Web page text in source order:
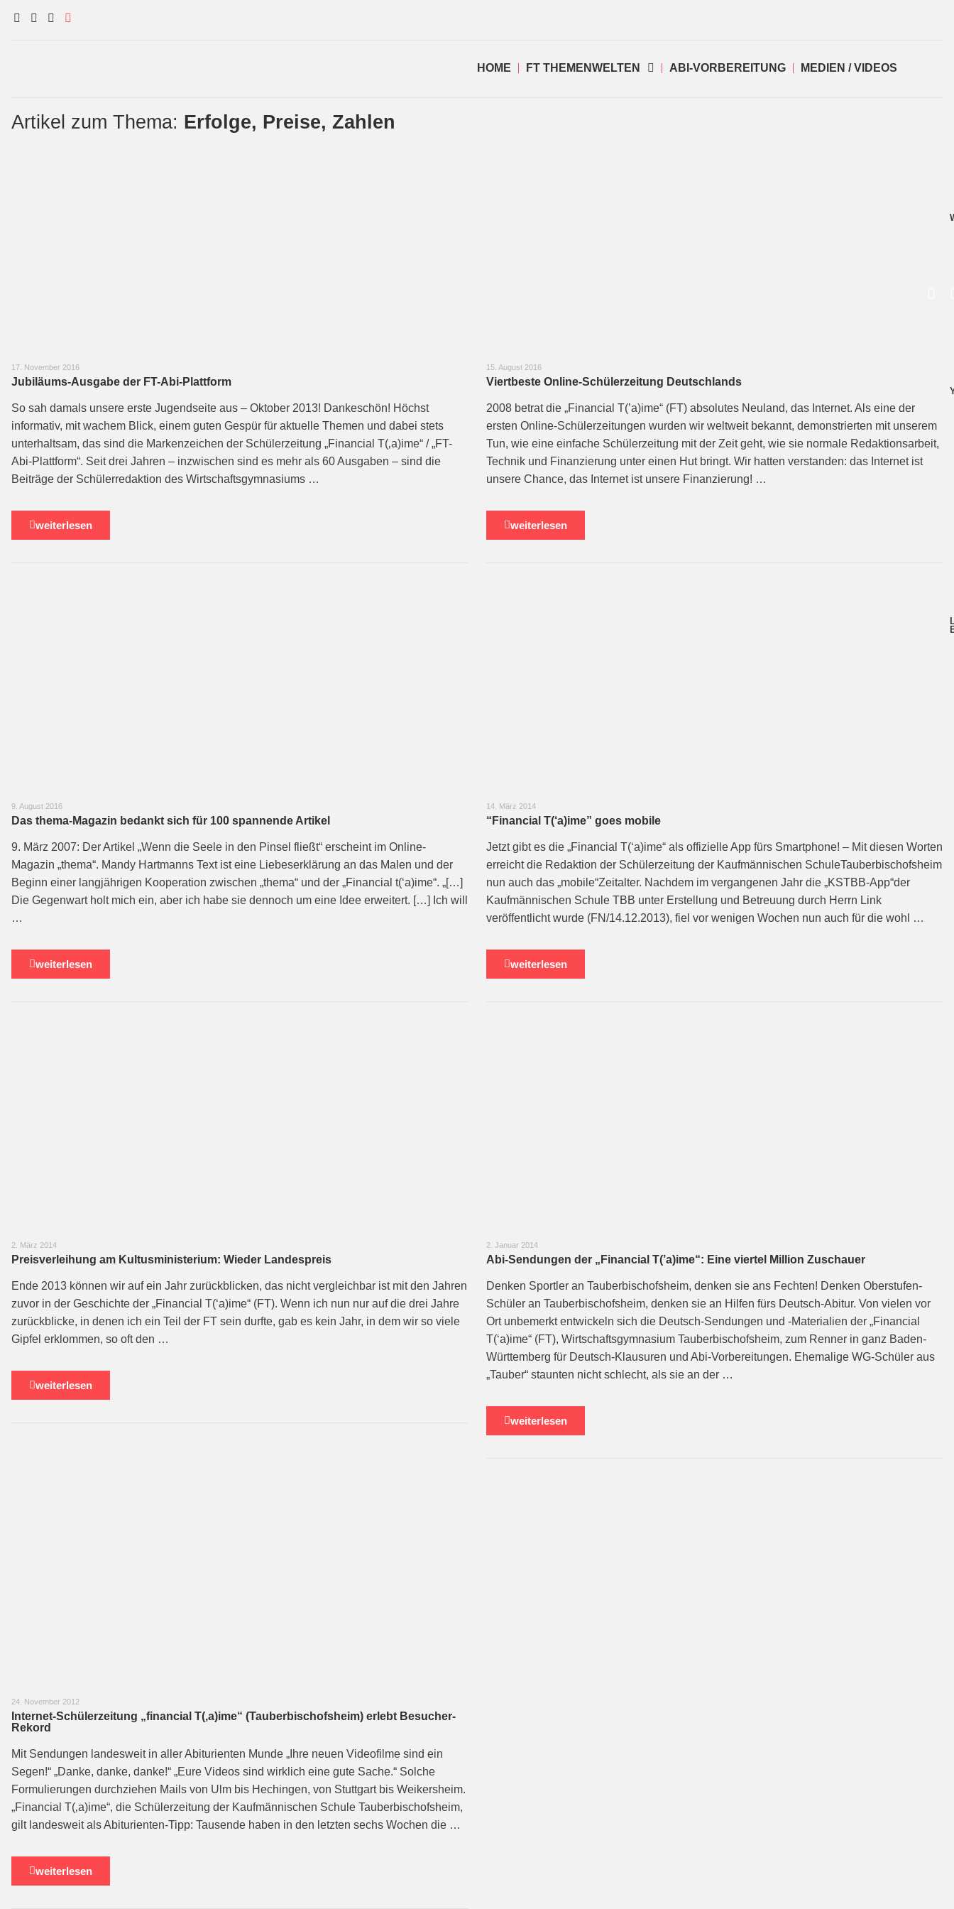
HOME FT THEMENWELTEN ABI-VORBEREITUNG MEDIEN / VIDEOS
Artikel zum Thema: Erfolge, Preise, Zahlen
17. November 2016
Jubiläums-Ausgabe der FT-Abi-Plattform
So sah damals unsere erste Jugendseite aus – Oktober 2013! Dankeschön! Höchst
informativ, mit wachem Blick, einem guten Gespür für aktuelle Themen und dabei stets
unterhaltsam, das sind die Markenzeichen der Schülerzeitung „Financial T(‚a)ime“ / „FT-
Abi-Plattform“. Seit drei Jahren – inzwischen sind es mehr als 60 Ausgaben – sind die
Beiträge der Schülerredaktion des Wirtschaftsgymnasiums …
weiterlesen
15. August 2016
Viertbeste Online-Schülerzeitung Deutschlands
2008 betrat die „Financial T(’a)ime“ (FT) absolutes Neuland, das Internet. Als eine der
ersten Online-Schülerzeitungen wurden wir weltweit bekannt, demonstrierten mit unserem
Tun, wie eine einfache Schülerzeitung mit der Zeit geht, wie sie normale Redaktionsarbeit,
Technik und Finanzierung unter einen Hut bringt. Wir hatten verstanden: das Internet ist
unsere Chance, das Internet ist unsere Finanzierung! …
weiterlesen
9. August 2016
Das thema-Magazin bedankt sich für 100 spannende Artikel
9. März 2007: Der Artikel „Wenn die Seele in den Pinsel fließt“ erscheint im Online-
Magazin „thema“. Mandy Hartmanns Text ist eine Liebeserklärung an das Malen und der
Beginn einer langjährigen Kooperation zwischen „thema“ und der „Financial t(‘a)ime“. „[…]
Die Gegenwart holt mich ein, aber ich habe sie dennoch um eine Idee erweitert. […] Ich will
…
weiterlesen
14. März 2014
“Financial T(‘a)ime” goes mobile
Jetzt gibt es die „Financial T(‘a)ime“ als offizielle App fürs Smartphone! – Mit diesen Worten
erreicht die Redaktion der Schülerzeitung der Kaufmännischen SchuleTauberbischofsheim
nun auch das „mobile“Zeitalter. Nachdem im vergangenen Jahr die „KSTBB-App“der
Kaufmännischen Schule TBB unter Erstellung und Betreuung durch Herrn Link
veröffentlicht wurde (FN/14.12.2013), fiel vor wenigen Wochen nun auch für die wohl …
weiterlesen
2. März 2014
Preisverleihung am Kultusministerium: Wieder Landespreis
Ende 2013 können wir auf ein Jahr zurückblicken, das nicht vergleichbar ist mit den Jahren
zuvor in der Geschichte der „Financial T(‘a)ime“ (FT). Wenn ich nun nur auf die drei Jahre
zurückblicke, in denen ich ein Teil der FT sein durfte, gab es kein Jahr, in dem wir so viele
Gipfel erklommen, so oft den …
weiterlesen
2. Januar 2014
Abi-Sendungen der „Financial T(’a)ime“: Eine viertel Million Zuschauer
Denken Sportler an Tauberbischofsheim, denken sie ans Fechten! Denken Oberstu­fen-
Schüler an Tauberbischofsheim, denken sie an Hilfen fürs Deutsch-Abitur. Von vielen vor
Ort unbemerkt entwickeln sich die Deutsch-Sendungen und -Materialien der „Financial
T(‘a)ime“ (FT), Wirtschaftsgymnasium Tauberbischofsheim, zum Ren­ner in ganz Baden-
Württemberg für Deutsch-Klausuren und Abi-Vorbereitungen. Ehemalige WG-Schüler aus
„Tauber“ staunten nicht schlecht, als sie an der …
weiterlesen
24. November 2012
Internet-Schülerzeitung „financial T(‚a)ime“ (Tauberbischofsheim) erlebt Besucher-
Rekord
Mit Sendungen landesweit in aller Abiturienten Munde „Ihre neuen Videofilme sind ein
Segen!“ „Danke, danke, danke!“ „Eure Videos sind wirklich eine gute Sache.“ Solche
Formulierungen durchziehen Mails von Ulm bis Hechingen, von Stuttgart bis Weikersheim.
„Financial T(‚a)ime“, die Schülerzeitung der Kaufmännischen Schule Tauberbischofsheim,
gilt landesweit als Abiturienten-Tipp: Tausende haben in den letzten sechs Wochen die …
weiterlesen